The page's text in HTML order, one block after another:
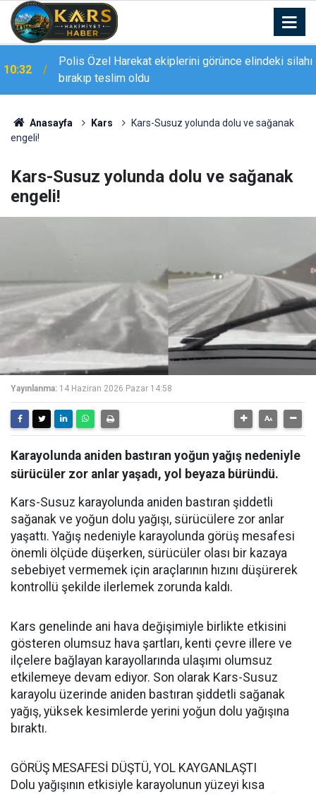
10:32
Polis Özel Harekat ekiplerini görünce elindeki silahı
bırakıp teslim oldu
Anasayfa Kars
Kars-Susuz yolunda dolu ve sağanak
engeli!
Kars-Susuz yolunda dolu ve sağanak
engeli!
Yayınlanma: 14 Haziran 2026 Pazar 14:58
Karayolunda aniden bastıran yoğun yağış nedeniyle
sürücüler zor anlar yaşadı, yol beyaza büründü.
Kars-Susuz karayolunda aniden bastıran şiddetli
sağanak ve yoğun dolu yağışı, sürücülere zor anlar
yaşattı. Yağış nedeniyle karayolunda görüş mesafesi
önemli ölçüde düşerken, sürücüler olası bir kazaya
sebebiyet vermemek için araçlarının hızını düşürerek
kontrollü şekilde ilerlemek zorunda kaldı.
Kars genelinde ani hava değişimiyle birlikte etkisini
gösteren olumsuz hava şartları, kenti çevre illere ve
ilçelere bağlayan karayollarında ulaşımı olumsuz
etkilemeye devam ediyor. Son olarak Kars-Susuz
karayolu üzerinde aniden bastıran şiddetli sağanak
yağış, yüksek kesimlerde yerini yoğun dolu yağışına
bıraktı.
GÖRÜŞ MESAFESİ DÜŞTÜ, YOL KAYGANLAŞTI
Dolu yağışının etkisiyle karayolunun yüzeyi kısa